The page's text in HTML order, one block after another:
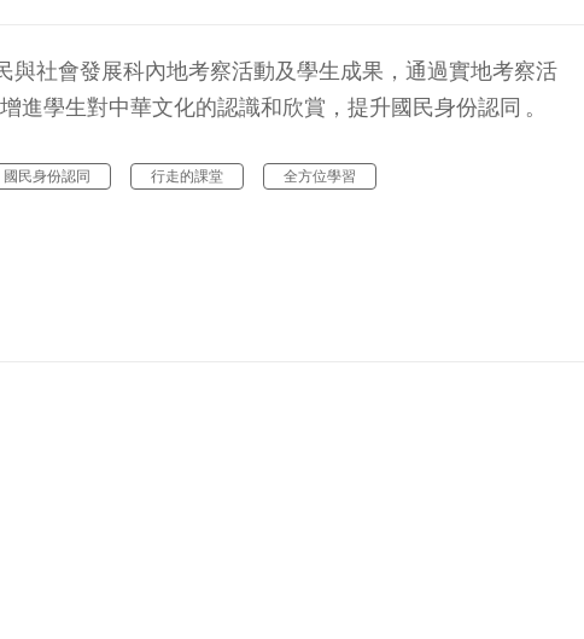
與社會發展科內地考察活動及學生成果，通過實地考察活
進學生對中華文化的認識和欣賞，提升國民身份認同 。
國民身份認同 行走的課堂 全方位學習